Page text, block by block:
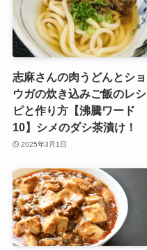
志麻さんの肉うどんとショ
ウガの炊き込みご飯のレシ
ピと作り方【沸騰ワード
10】シメのダシ茶漬け！
2025年3月1日